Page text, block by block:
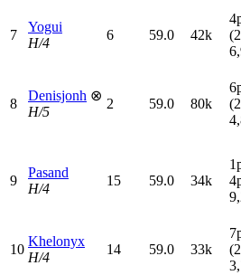
7
Yogui
H/4
6 59.0 42k
4
8
Denisjonh ⊗
H/5
2 59.0 80k
6
9
Pasand
H/4
15 59.0 34k
1
4
10
Khelonyx
H/4
14 59.0 33k
7